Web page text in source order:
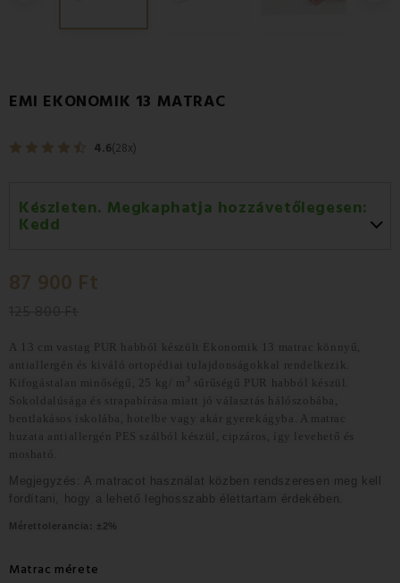
EMI EKONOMIK 13 MATRAC
4.6(28x)
Készleten. Megkaphatja hozzávetőlegesen:
Kedd
Szerda 12.08
87 900 Ft
A 13 cm vastag PUR habból készült Ekonomik 13 matrac könnyű,
antiallergén és kiváló ortopédiai tulajdonságokkal
rendelkezik.
Kifogástalan minőségű, 25 kg/ m
sűrűségű PUR habból készül.
Sokoldalúsága és strapabírása miatt jó választás hálószobába,
bentlakásos iskolába, hotelbe vagy akár gyerekágyba. A matrac
huzata antiallergén PES szálból készül, cipzáros, így levehető és
mosható.
Megjegyzés: A matracot használat közben rendszeresen meg kell
fordítani, hogy a lehető leghosszabb élettartam érdekében.
Mérettolerancia: ±2%
Matrac mérete